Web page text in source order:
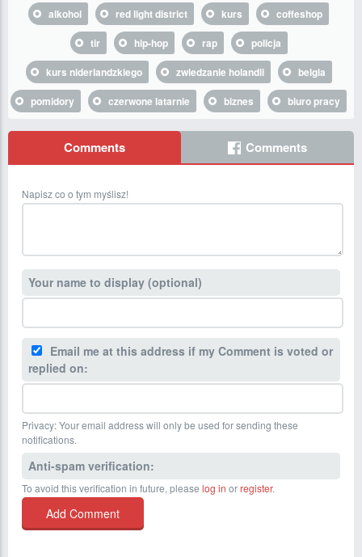
alkohol
red light district kurs
coffeshop
tir
hip-hop rap
policja
kurs niderlandzkiego
zwiedzanie holandii
belgia
pomidory
czerwone latarnie biznes biuro pracy
Comments Comments
Napisz co o tym myślisz!
Your name to display (optional)
Email me at this address if my Comment is voted or
replied on:
Privacy: Your email address will only be used for sending these
notifications.
Anti-spam verification:
To avoid this verification in future, please log in orregister.